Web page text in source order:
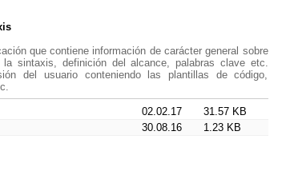
que contiene información de carácter general sobre
sintaxis, definición del alcance, palabras clave etc.
del usuario conteniendo las plantillas de código,
02.02.17
31.57 KB
30.08.16 1.23 KB